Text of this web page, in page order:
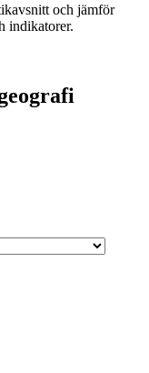
och jämför
indikatorer.